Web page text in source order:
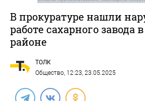
В прокуратуре нашли
работе сахарного завода
районе
ТОЛК
Общество, 12:23, 23.05.2025